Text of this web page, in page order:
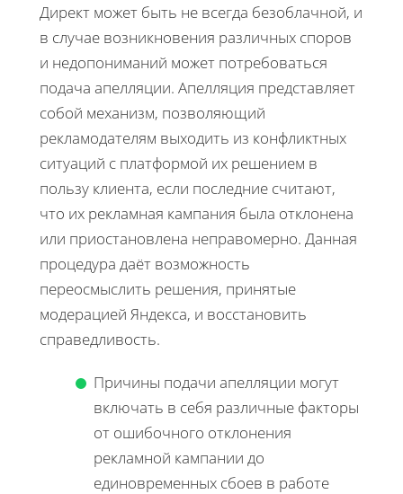
Директ может быть не всегда безоблачной, и
в случае возникновения различных споров
и недопониманий может потребоваться
подача апелляции. Апелляция представляет
собой механизм, позволяющий
рекламодателям выходить из конфликтных
ситуаций с платформой их решением в
пользу клиента, если последние считают,
что их рекламная кампания была отклонена
или приостановлена неправомерно. Данная
процедура даёт возможность
переосмыслить решения, принятые
модерацией Яндекса, и восстановить
справедливость.
Причины подачи апелляции могут
включать в себя различные факторы
от ошибочного отклонения
рекламной кампании до
единовременных сбоев в работе